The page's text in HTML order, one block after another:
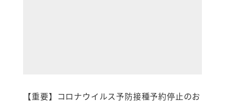
【重要】コロナウイルス予防接種予約停止のお